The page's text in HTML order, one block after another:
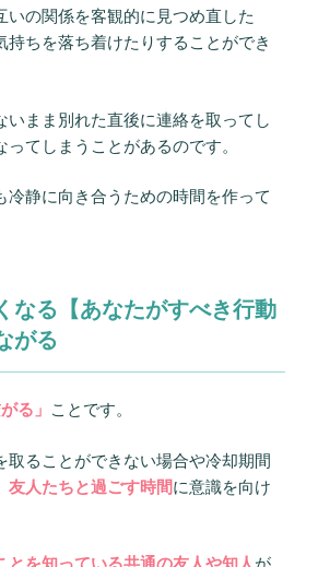
いの関係を客観的に見つめ直した
持ちを落ち着けたりすることができ
いまま別れた直後に連絡を取ってし
ってしまうことがあるのです。
冷静に向き合うための時間を作って
なる【あなたがすべき行動
がる
る」 ことです。
取ることができない場合や冷却期間
友人たちと過ごす時間に意識を向け
とを知っている共通の友人や知人 が